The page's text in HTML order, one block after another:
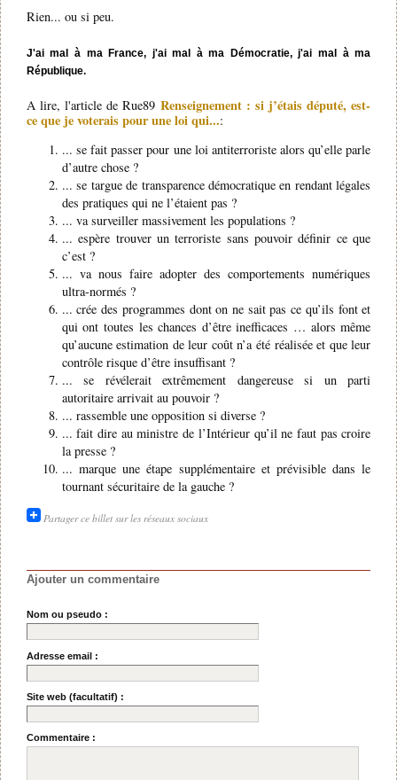
Rien... ou si peu.
J'ai mal à ma France, j'ai mal à ma Démocratie, j'ai mal à ma
République.
A lire, l'article de Rue89 Renseignement : si j’étais député, est-
ce que je voterais pour une loi qui...:
... se fait passer pour une loi antiterroriste alors qu’elle parle
d’autre chose ?
... se targue de transparence démocratique en rendant légales
des pratiques qui ne l’étaient pas ?
... va surveiller massivement les populations ?
... espère trouver un terroriste sans pouvoir définir ce que
c’est ?
... va nous faire adopter des comportements numériques
ultra-normés ?
... crée des programmes dont on ne sait pas ce qu’ils font et
qui ont toutes les chances d’être inefficaces … alors même
qu’aucune estimation de leur coût n’a été réalisée et que leur
contrôle risque d’être insuffisant ?
... se révélerait extrêmement dangereuse si un parti
autoritaire arrivait au pouvoir ?
... rassemble une opposition si diverse ?
... fait dire au ministre de l’Intérieur qu’il ne faut pas croire
la presse ?
... marque une étape supplémentaire et prévisible dans le
tournant sécuritaire de la gauche ?
Partager ce billet sur les réseaux sociaux
Ajouter un commentaire
Nom ou pseudo :
Adresse email :
Site web (facultatif) :
Commentaire :